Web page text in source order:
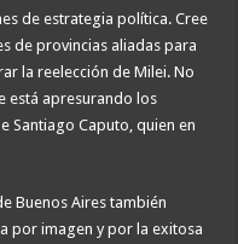
de estrategia política. Cree
de provincias aliadas para
la reelección de Milei. No
está apresurando los
Santiago Caputo, quien en
Buenos Aires también
por imagen y por la exitosa